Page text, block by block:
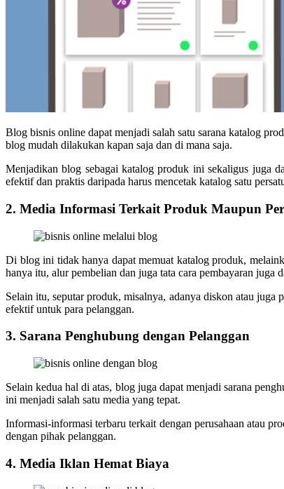
Blog bisnis online dapat menjadi salah satu sarana katalog
blog mudah dilakukan kapan saja dan di mana saja.
Menjadikan blog sebagai katalog produk ini sekaligus juga
efektif dan praktis daripada harus mencetak katalog satu
2. Media Informasi Terkait Produk Maupun
Di blog ini tidak hanya dapat memuat katalog produk,
hanya itu, alur pembelian dan juga tata cara pembayaran juga
Selain itu, seputar produk, misalnya, adanya diskon atau juga
efektif untuk para pelanggan.
3. Sarana Penghubung dengan Pelanggan
Selain kedua hal di atas, blog juga dapat menjadi sarana
ini menjadi salah satu media yang tepat.
Informasi-informasi terbaru terkait dengan perusahaan atau
dengan pihak pelanggan.
4. Media Iklan Hemat Biaya